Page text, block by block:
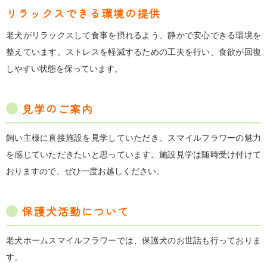
リラックスできる環境の提供
老犬がリラックスして食事を摂れるよう、静かで安心できる環境を
整えています。ストレスを軽減するための工夫を行い、食欲が回復
しやすい状態を保っています。
見学のご案内
飼い主様に直接施設を見学していただき、スマイルフラワーの魅力
を感じていただきたいと思っています。施設見学は随時受け付けて
おりますので、ぜひ一度お越しください。
保護犬活動について
老犬ホームスマイルフラワーでは、保護犬のお世話も行っておりま
す。